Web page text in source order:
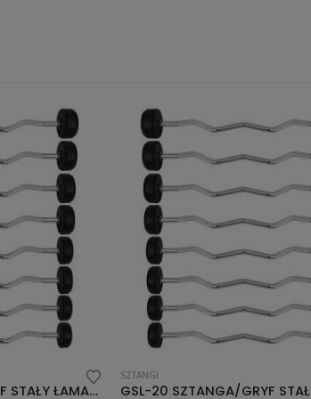
GSL-20 SZTANGA/GRYF STAŁY ŁAMANY GUMOWANY 20 KG HMS
HANTLE